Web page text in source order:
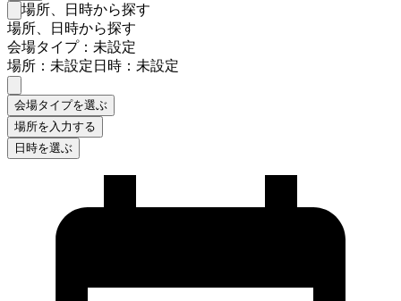
検索フォームを閉じる
場所、日時から探す
場所、日時から探す
会場タイプ：未設定
場所：未設定日時：未設定
会場タイプを選ぶ
場所を入力する
日時を選ぶ